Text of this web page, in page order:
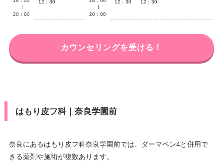
12：30
12：30
12：30
20：00
20：00
カウンセリングを受ける！
はもり皮フ科｜奈良学園前
奈良にあるはもり皮フ科奈良学園前では、ダーマペン4と併用で
きる薬剤や施術が複数あります。